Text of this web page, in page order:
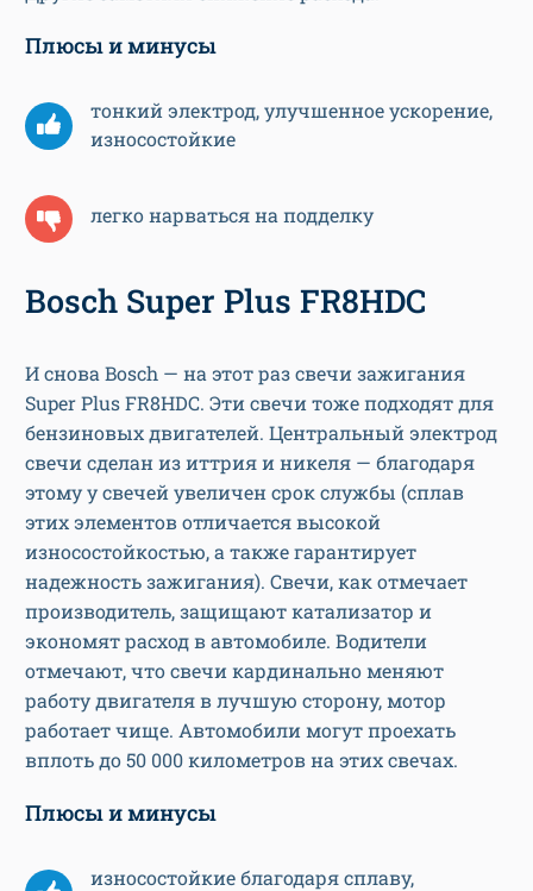
Плюсы и минусы
тонкий электрод, улучшенное ускорение,
износостойкие
легко нарваться на подделку
Bosch Super Plus FR8HDC
И снова Bosch — на этот раз свечи зажигания
Super Plus FR8HDC. Эти свечи тоже подходят для
бензиновых двигателей. Центральный электрод
свечи сделан из иттрия и никеля — благодаря
этому у свечей увеличен срок службы (сплав
этих элементов отличается высокой
износостойкостью, а также гарантирует
надежность зажигания). Свечи, как отмечает
производитель, защищают катализатор и
экономят расход в автомобиле. Водители
отмечают, что свечи кардинально меняют
работу двигателя в лучшую сторону, мотор
работает чище. Автомобили могут проехать
вплоть до 50 000 километров на этих свечах.
Плюсы и минусы
износостойкие благодаря сплаву,